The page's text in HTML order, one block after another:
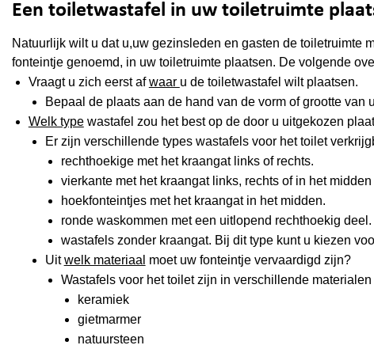
Een toiletwastafel in uw toiletruimte
Natuurlijk wilt u dat u,uw gezinsleden en gasten de toiletruimte
fonteintje genoemd, in uw toiletruimte plaatsen. De volgende
Vraagt u zich eerst afwaar u de toiletwastafel wilt plaatsen.
Bepaal de plaats aan de hand van de vorm of grootte van
Welk typewastafel zou het best op de door u uitgekozen
Er zijn verschillende types wastafels voor het toilet
rechthoekige met het kraangat links of rechts.
vierkante met het kraangat links, rechts of in het
hoekfonteintjes met het kraangat in het midden.
ronde waskommen met een uitlopend rechthoekig deel.
wastafels zonder kraangat. Bij dit type kunt u kiezen
Uitwelk materiaal moet uw fonteintje vervaardigd zijn?
Wastafels voor het toilet zijn in verschillende
keramiek
gietmarmer
natuursteen